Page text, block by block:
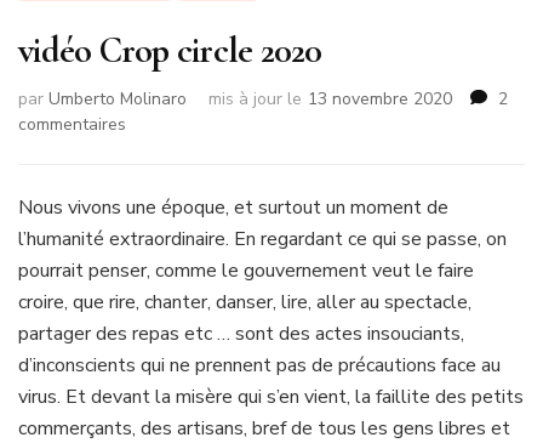
vidéo Crop circle 2020
par Umberto Molinaro mis à jour le 13 novembre 2020
2
commentaires
circle
Nous vivons une époque, et surtout un moment de
l’humanité extraordinaire. En regardant ce qui se passe, on
pourrait penser, comme le gouvernement veut le faire
croire, que rire, chanter, danser, lire, aller au spectacle,
partager des repas etc … sont des actes insouciants,
d’inconscients qui ne prennent pas de précautions face au
virus. Et devant la misère qui s’en vient, la faillite des petits
commerçants, des artisans, bref de tous les gens libres et